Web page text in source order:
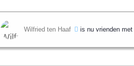
Wilfried ten Haaf is nu vrienden met